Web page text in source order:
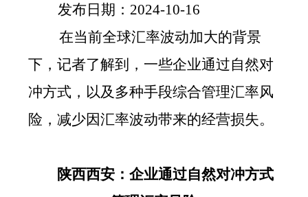
发布日期： 2024-10-16
在当前全球汇率波动加大的背景
下，记者了解到，一些企业通过自然对
冲方式，以及多种手段综合管理汇率风
险，减少因汇率波动带来的经营损失。
陕西西安：企业通过自然对冲方式